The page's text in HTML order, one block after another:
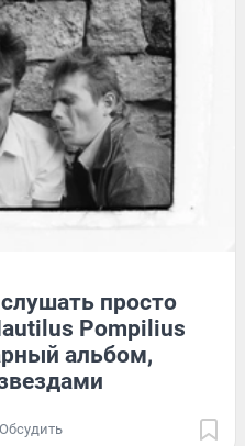
просто
Pompilius
альбом,
Обсудить